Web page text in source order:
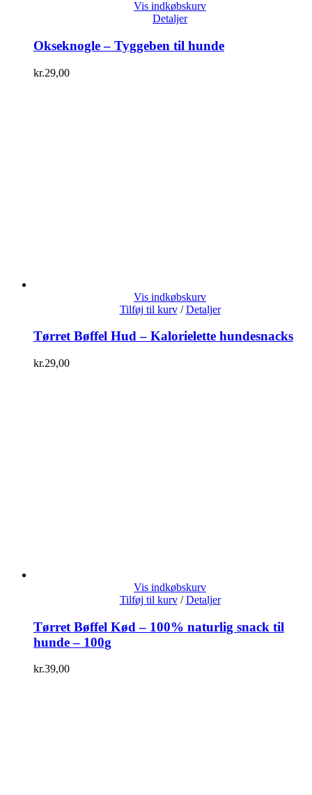
Vis indkøbskurv
Detaljer
Okseknogle – Tyggeben til hunde
kr.29,00
Vis indkøbskurv
Tilføj til kurv / Detaljer
Tørret Bøffel Hud – Kalorielette hundesnacks
kr.29,00
Vis indkøbskurv
Tilføj til kurv / Detaljer
Tørret Bøffel Kød – 100% naturlig snack til
hunde – 100g
kr.39,00